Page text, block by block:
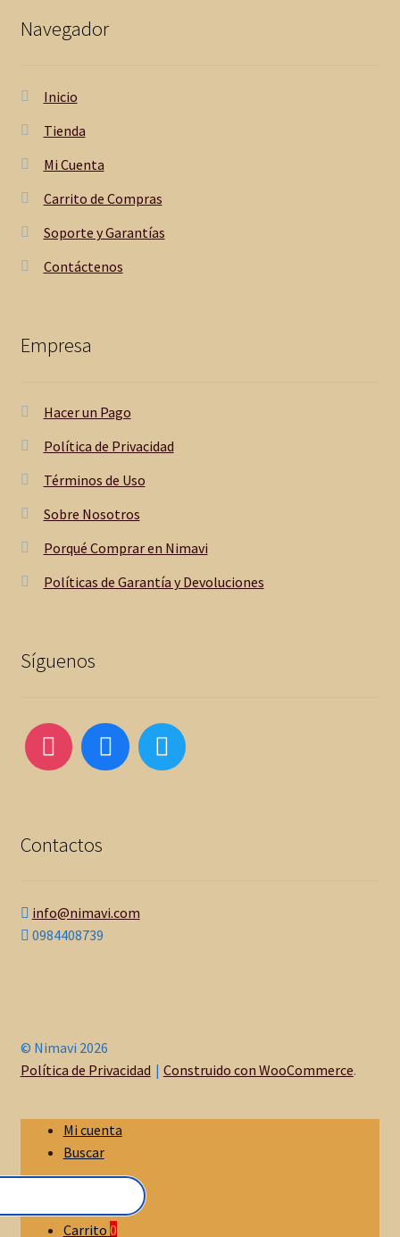
Navegador
Inicio
Tienda
Mi Cuenta
Carrito de Compras
Soporte y Garantías
Contáctenos
Empresa
Hacer un Pago
Política de Privacidad
Términos de Uso
Sobre Nosotros
Porqué Comprar en Nimavi
Políticas de Garantía y Devoluciones
Síguenos
Contactos
info@nimavi.com
0984408739
© Nimavi 2026
Política de Privacidad
Construido con WooCommerce.
Mi cuenta
Buscar
Carrito 0